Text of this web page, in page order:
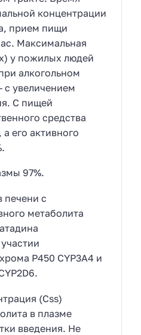
концентрации
прием пищи
Максимальная
у пожилых людей
алкогольном
с увеличением
С пищей
средства
его активного
97%.
печени с
метаболита
Р450 CYP3A4 и
(Сss)
в плазме
введения. Не